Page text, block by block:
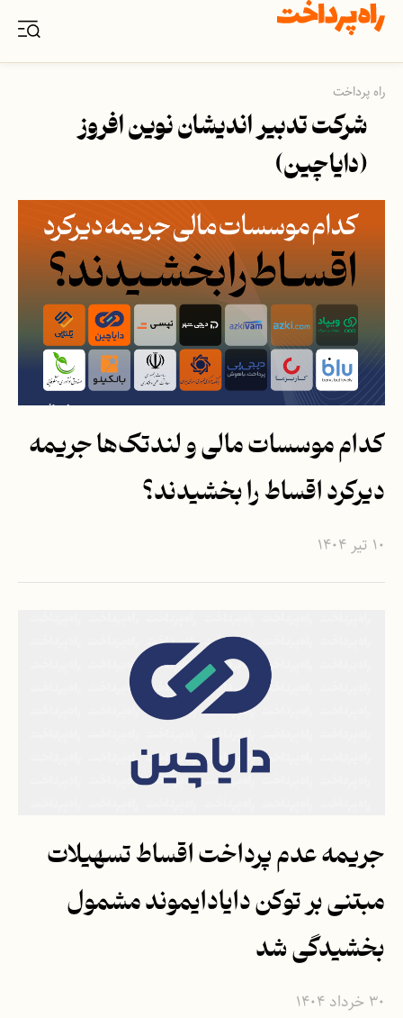
راه پرداخت
شرکت تدبیر اندیشان نوین افروز
(دایاچین)
کدام موسسات مالی و لندتک‌ها جریمه
دیرکرد اقساط را بخشیدند؟
۱۰ تیر ۱۴۰۴
جریمه عدم پرداخت اقساط تسهیلات
مبتنی بر توکن دایادایموند مشمول
بخشیدگی شد
۳۰ خرداد ۱۴۰۴